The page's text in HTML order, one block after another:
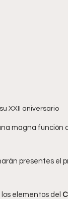
XXII aniversario
magna función
presentes el
elementos del